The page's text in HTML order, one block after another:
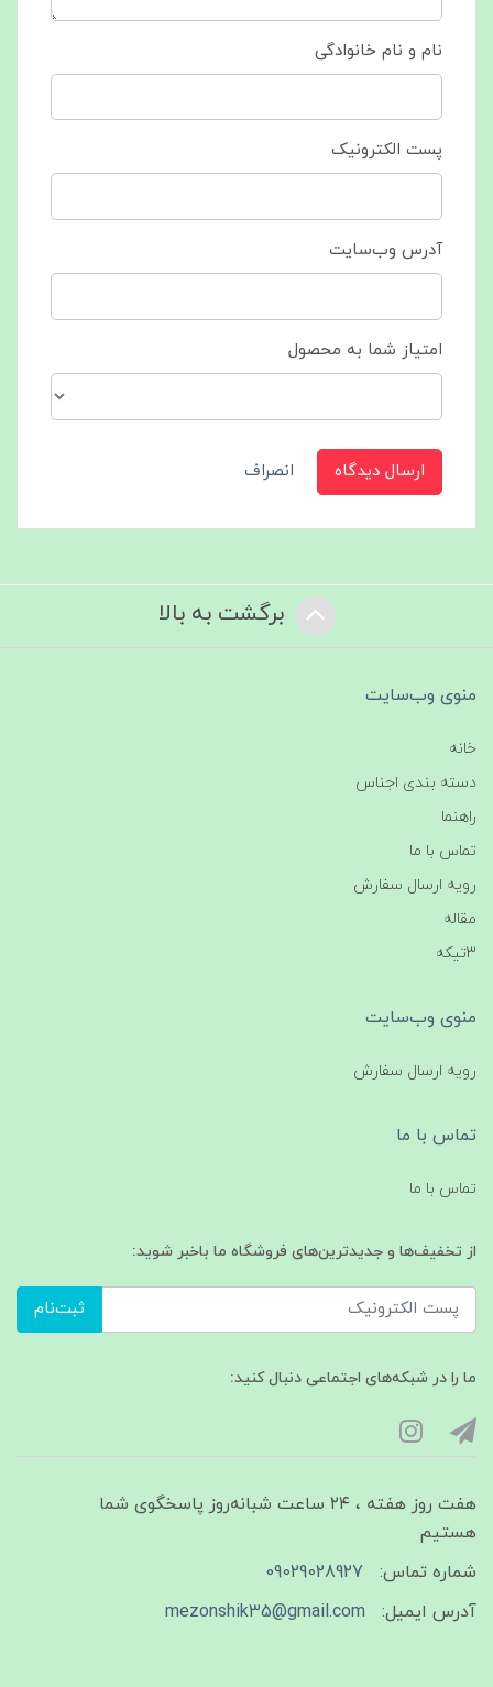
نام و نام خانوادگی
پست الکترونیک
آدرس وب‌سایت
امتیاز شما به محصول
ارسال دیدگاه انصراف
برگشت به بالا
منوی وب‌سایت
خانه
دسته بندی اجناس
راهنما
تماس با ما
رویه ارسال سفارش
مقاله
3تیکه
منوی وب‌سایت
رویه ارسال سفارش
تماس با ما
تماس با ما
از تخفیف‌ها و جدیدترین‌های فروشگاه ما باخبر شوید:
ثبت‌نام
ما را در شبکه‌های اجتماعی دنبال کنید:
هفت روز هفته ، ۲۴ ساعت شبانه‌روز پاسخگوی شما
هستیم
شماره تماس:
09029028927
آدرس ایمیل:
mezonshik35@gmail.com